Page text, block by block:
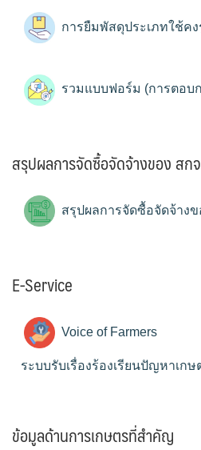
การยืมพัสดุประเภทใช้คง
รวมแบบฟอร์ม (การตอบ
สรุปผลการจัดซื้อจัดจ้างของ สก
สรุปผลการจัดซื้อจัดจ้างข
E-Service
Voice of Farmers
ระบบรับเรื่องร้องเรียนปัญหาเกษ
ข้อมูลด้านการเกษตรที่สำคัญ